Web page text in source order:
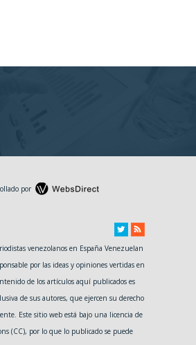
por
venezolanos en España Venezuelan
por las ideas y opiniones vertidas en
de los artículos aquí publicados es
de sus autores, que ejercen su derecho
Este sitio web está bajo una licencia de
(CC), por lo que lo publicado se puede